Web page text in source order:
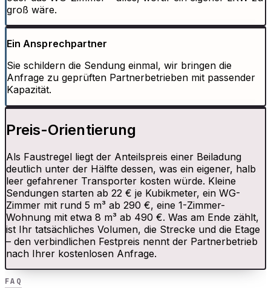
groß wäre.
Ein Ansprechpartner
Sie schildern die Sendung einmal, wir bringen die
Anfrage zu geprüften Partnerbetrieben mit passender
Kapazität.
Preis-Orientierung
Als Faustregel liegt der Anteilspreis einer Beiladung
deutlich unter der Hälfte dessen, was ein eigener, halb
leer gefahrener Transporter kosten würde. Kleine
Sendungen starten ab 22 € je Kubikmeter, ein WG-
Zimmer mit rund 5 m³ ab 290 €, eine 1-Zimmer-
Wohnung mit etwa 8 m³ ab 490 €. Was am Ende zählt,
ist Ihr tatsächliches Volumen, die Strecke und die Etage
– den verbindlichen Festpreis nennt der Partnerbetrieb
nach Ihrer kostenlosen Anfrage.
FAQ